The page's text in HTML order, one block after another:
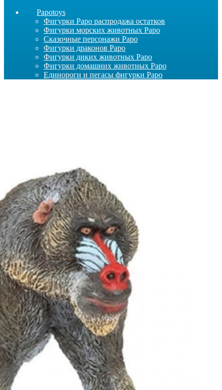
Papotoys
Фигурки Papo распродажа остатков
Фигурки морских животных Papo
Сказочные персонажи Papo
Фигурки драконов Papo
Фигурки диких животных Papo
Фигурки домашних животных Papo
Единороги и пегасы фигурки Papo